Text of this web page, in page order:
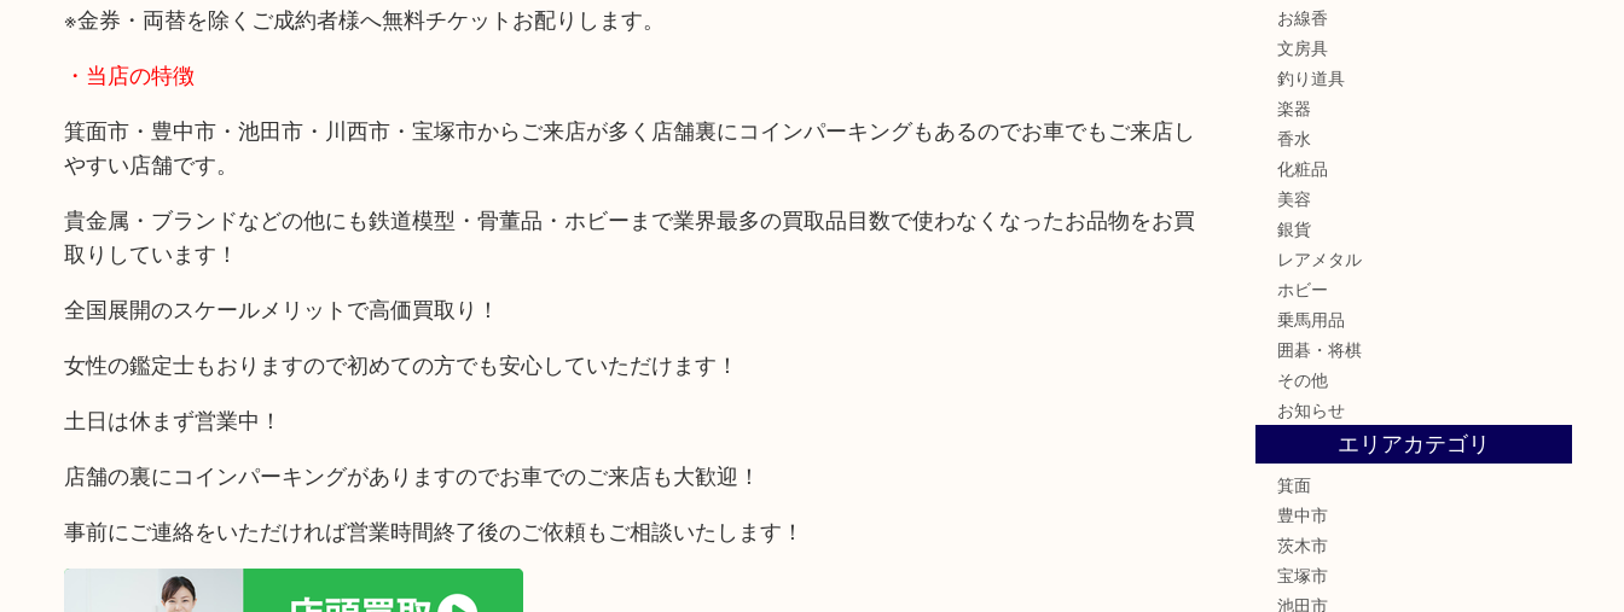
※金券・両替を除くご成約者様へ無料チケットお配りします。
・当店の特徴
箕面市・豊中市・池田市・川西市・宝塚市からご来店が多く店舗裏にコインパーキングもあるのでお車でもご来店し
やすい店舗です。
貴金属・ブランドなどの他にも鉄道模型・骨董品・ホビーまで業界最多の買取品目数で使わなくなったお品物をお買
取りしています！
全国展開のスケールメリットで高価買取り！
女性の鑑定士もおりますので初めての方でも安心していただけます！
土日は休まず営業中！
店舗の裏にコインパーキングがありますのでお車でのご来店も大歓迎！
事前にご連絡をいただければ営業時間終了後のご依頼もご相談いたします！
お線香
文房具
釣り道具
楽器
香水
化粧品
美容
銀貨
レアメタル
ホビー
乗馬用品
囲碁・将棋
その他
お知らせ
エリアカテゴリ
箕面
豊中市
茨木市
宝塚市
池田市